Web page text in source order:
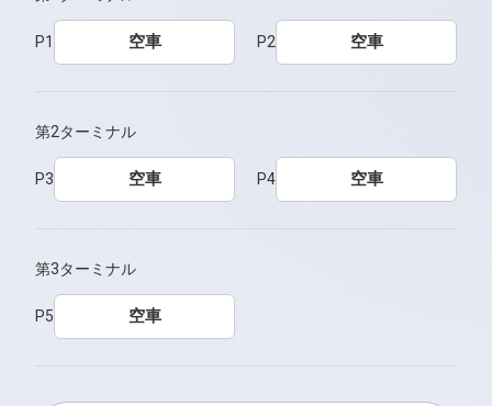
P1 空車 P2 空車
第2ターミナル
P3 空車 P4 空車
第3ターミナル
P5 空車